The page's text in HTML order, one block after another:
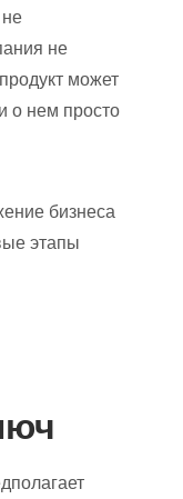
не
может
о нем просто
бизнеса
этапы